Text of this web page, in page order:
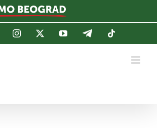
FacebookInstagramTwitterYouTubeTelegram